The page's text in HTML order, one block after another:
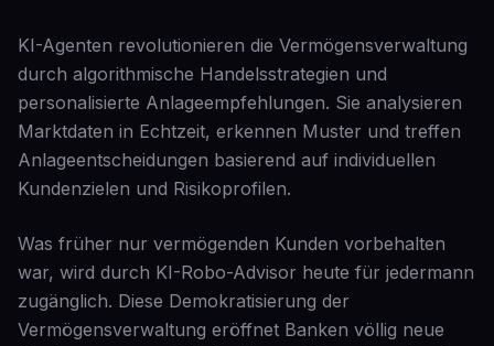
KI-Agenten revolutionieren die Vermögensverwaltung
durch algorithmische Handelsstrategien und
personalisierte Anlageempfehlungen. Sie analysieren
Marktdaten in Echtzeit, erkennen Muster und treffen
Anlageentscheidungen basierend auf individuellen
Kundenzielen und Risikoprofilen.
Was früher nur vermögenden Kunden vorbehalten
war, wird durch KI-Robo-Advisor heute für jedermann
zugänglich. Diese Demokratisierung der
Vermögensverwaltung eröffnet Banken völlig neue